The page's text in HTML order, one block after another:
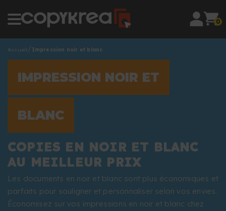
0
Accueil Impression noir et blanc
IMPRESSION NOIR ET
BLANC
COPIES EN NOIR ET BLANC
AU MEILLEUR PRIX
Les documents en noir et blanc sont plus économiques et
parfaits pour souligner et personnaliser selon vos envies.
Économisez sur vos impressions en noir et blanc chez